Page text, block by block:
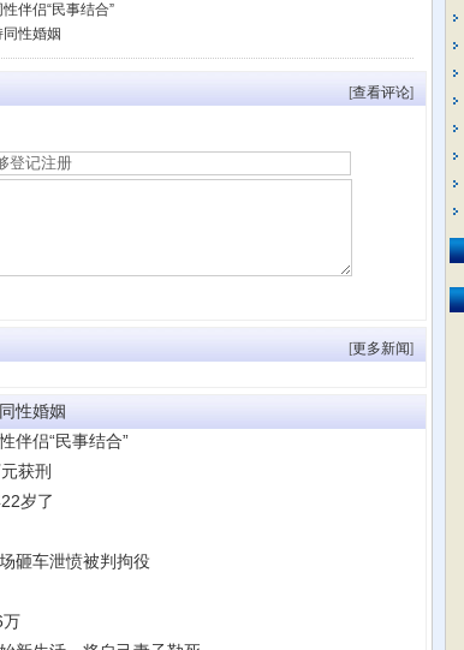
伴侣“民事结合”
性婚姻
[查看评论]
[更多新闻]
性婚姻
伴侣“民事结合”
获刑
岁了
砸车泄愤被判拘役
万